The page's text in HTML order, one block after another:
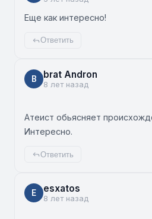
Еще как интересно!
Ответить
B brat Andron
8 лет назад
Атеист обьясняет
Интересно.
Ответить
E esxatos
8 лет назад